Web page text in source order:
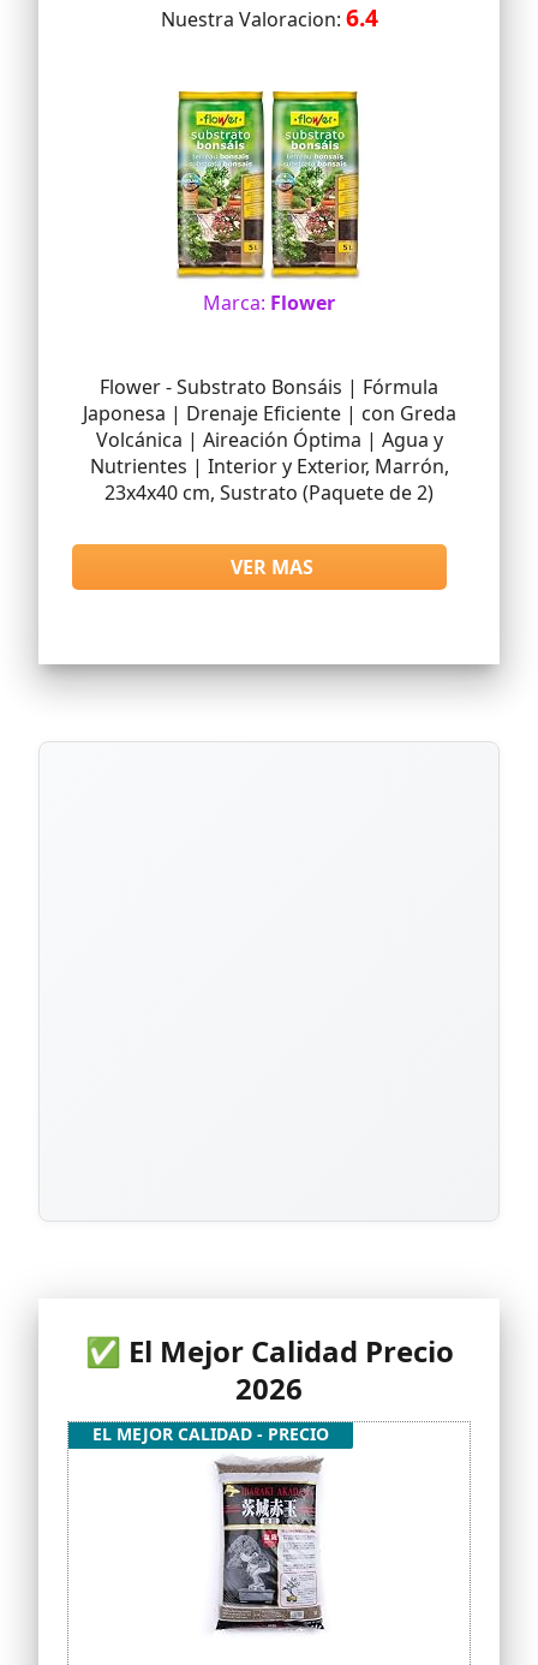
Nuestra Valoracion: 6.4
Marca: Flower
Flower - Substrato Bonsáis | Fórmula
Japonesa | Drenaje Eficiente | con Greda
Volcánica | Aireación Óptima | Agua y
Nutrientes | Interior y Exterior, Marrón,
23x4x40 cm, Sustrato (Paquete de 2)
VER MAS
✅ El Mejor Calidad Precio
2026
EL MEJOR CALIDAD - PRECIO